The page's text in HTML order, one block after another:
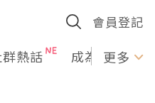
會員登記
熱話 成為U更多